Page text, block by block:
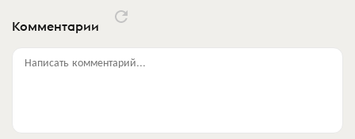
Комментарии
Написать комментарий...